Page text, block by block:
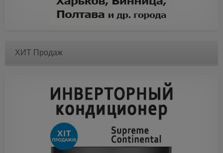
ХИТ Продаж